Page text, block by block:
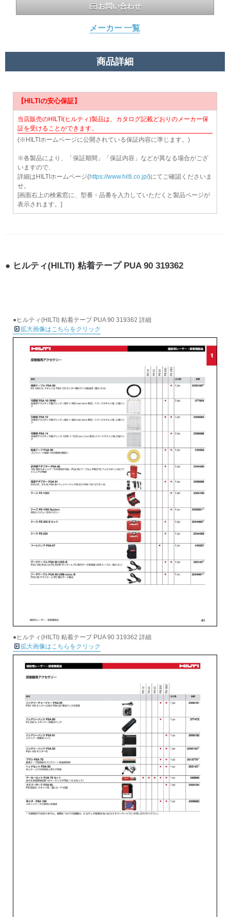
お問い合わせ
メーカー 一覧
商品詳細
【HILTIの安心保証】
当店販売のHILTI(ヒルティ)製品は、カタログ記載どおりのメーカー保
証を受けることができます。
(※HILTIホームページに公開されている保証内容に準じます。)
※各製品により、「保証期間」「保証内容」などが異なる場合がござ
いますので、
詳細はHILTIホームページ(https://www.hilti.co.jp/)にてご確認くださいま
せ。
[画面右上の検索窓に、型番・品番を入力していただくと製品ページが
表示されます。]
ヒルティ(HILTI) 粘着テープ PUA 90 319362
●ヒルティ(HILTI) 粘着テープ PUA 90 319362 詳細
拡大画像はこちらをクリック
●ヒルティ(HILTI) 粘着テープ PUA 90 319362 詳細
拡大画像はこちらをクリック